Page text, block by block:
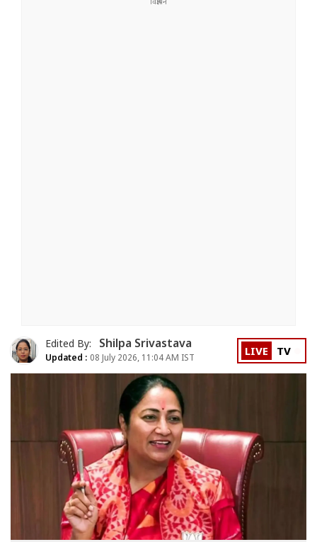
Edited By: Shilpa Srivastava
Updated : 08 July 2026, 11:04 AM IST LIVE TV